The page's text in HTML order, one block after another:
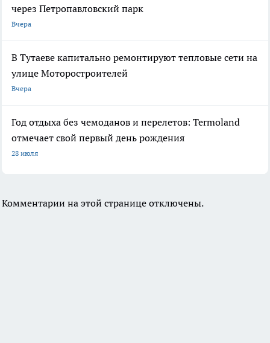
через Петропавловский парк
Вчера
В Тутаеве капитально ремонтируют тепловые сети на
улице Моторостроителей
Вчера
Год отдыха без чемоданов и перелетов: Termoland
отмечает свой первый день рождения
28 июля
Комментарии на этой странице отключены.